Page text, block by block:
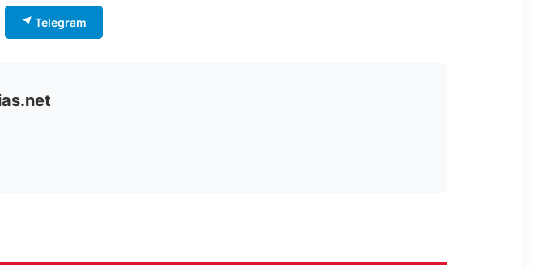
Telegram